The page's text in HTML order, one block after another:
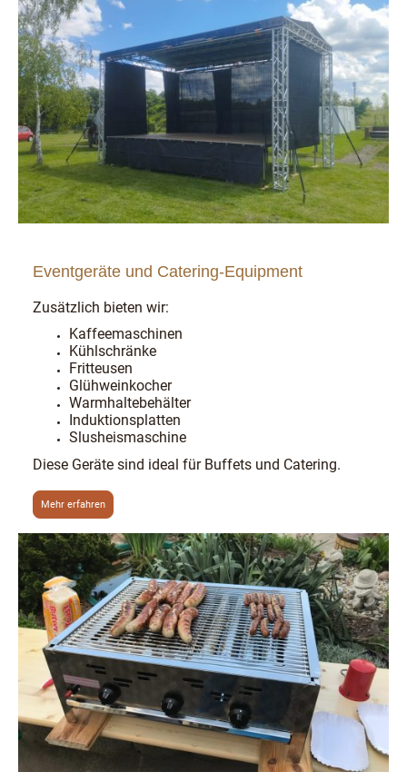
Eventgeräte und Catering-Equipment
Zusätzlich bieten wir:
Kaffeemaschinen
Kühlschränke
Fritteusen
Glühweinkocher
Warmhaltebehälter
Induktionsplatten
Slusheismaschine
Diese Geräte sind ideal für Buffets und Catering.
Mehr erfahren